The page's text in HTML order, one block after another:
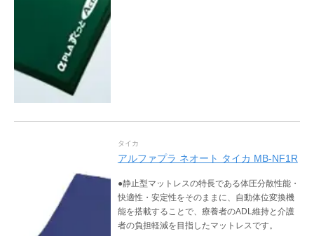
タイカ
アルファプラ ネオート タイカ MB-NF1R
●静止型マットレスの特長である体圧分散性能・
快適性・安定性をそのままに、自動体位変換機
能を搭載することで、療養者のADL維持と介護
者の負担軽減を目指したマットレスです。